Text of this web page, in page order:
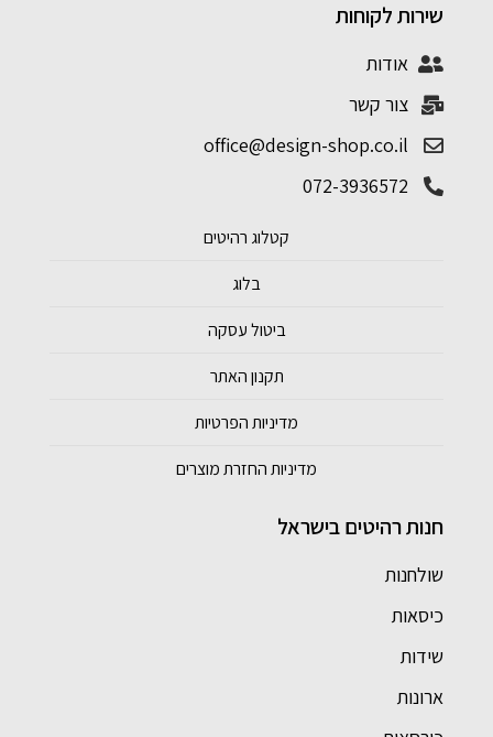
שירות לקוחות
אודות
צור קשר
office@design-shop.co.il
072-3936572
קטלוג רהיטים
בלוג
ביטול עסקה
תקנון האתר
מדיניות הפרטיות
מדיניות החזרת מוצרים
חנות רהיטים בישראל
שולחנות
כיסאות
שידות
ארונות